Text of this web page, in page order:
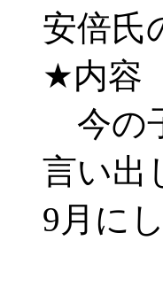
安倍
★内容
今の
言い出
9月に